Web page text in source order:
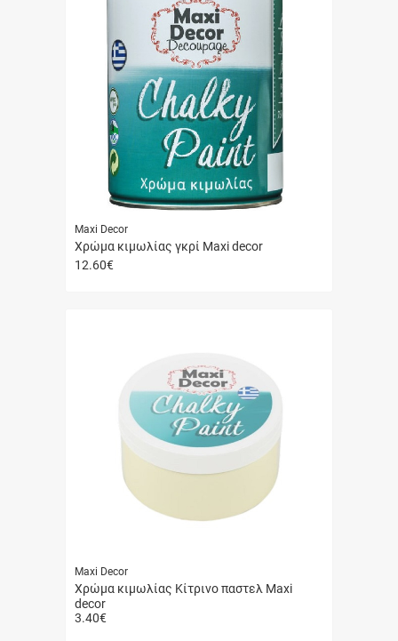
Maxi Decor
Χρώμα κιμωλίας γκρί Maxi decor
12.60€
Maxi Decor
Χρώμα κιμωλίας Κίτρινο παστελ Maxi
decor
3.40€